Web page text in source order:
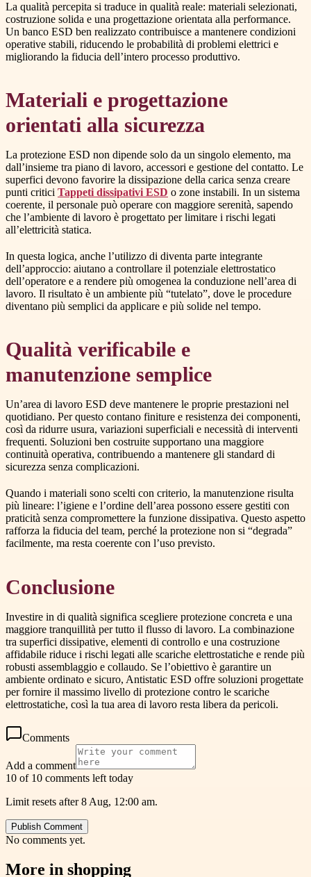
La qualità percepita si traduce in qualità reale: materiali selezionati,
costruzione solida e una progettazione orientata alla performance.
Un banco ESD ben realizzato contribuisce a mantenere condizioni
operative stabili, riducendo le probabilità di problemi elettrici e
migliorando la fiducia dell’intero processo produttivo.
Materiali e progettazione
orientati alla sicurezza
La protezione ESD non dipende solo da un singolo elemento, ma
dall’insieme tra piano di lavoro, accessori e gestione del contatto. Le
superfici devono favorire la dissipazione della carica senza creare
punti critici Tappeti dissipativi ESD o zone instabili. In un sistema
coerente, il personale può operare con maggiore serenità, sapendo
che l’ambiente di lavoro è progettato per limitare i rischi legati
all’elettricità statica.
In questa logica, anche l’utilizzo di diventa parte integrante
dell’approccio: aiutano a controllare il potenziale elettrostatico
dell’operatore e a rendere più omogenea la conduzione nell’area di
lavoro. Il risultato è un ambiente più “tutelato”, dove le procedure
diventano più semplici da applicare e più solide nel tempo.
Qualità verificabile e
manutenzione semplice
Un’area di lavoro ESD deve mantenere le proprie prestazioni nel
quotidiano. Per questo contano finiture e resistenza dei componenti,
così da ridurre usura, variazioni superficiali e necessità di interventi
frequenti. Soluzioni ben costruite supportano una maggiore
continuità operativa, contribuendo a mantenere gli standard di
sicurezza senza complicazioni.
Quando i materiali sono scelti con criterio, la manutenzione risulta
più lineare: l’igiene e l’ordine dell’area possono essere gestiti con
praticità senza compromettere la funzione dissipativa. Questo aspetto
rafforza la fiducia del team, perché la protezione non si “degrada”
facilmente, ma resta coerente con l’uso previsto.
Conclusione
Investire in di qualità significa scegliere protezione concreta e una
maggiore tranquillità per tutto il flusso di lavoro. La combinazione
tra superfici dissipative, elementi di controllo e una costruzione
affidabile riduce i rischi legati alle scariche elettrostatiche e rende più
robusti assemblaggio e collaudo. Se l’obiettivo è garantire un
ambiente ordinato e sicuro, Antistatic ESD offre soluzioni progettate
per fornire il massimo livello di protezione contro le scariche
elettrostatiche, così la tua area di lavoro resta libera da pericoli.
Comments
Add a comment
10 of 10 comments left today
Limit resets after 8 Aug, 12:00 am.
Publish Comment
No comments yet.
More in shopping